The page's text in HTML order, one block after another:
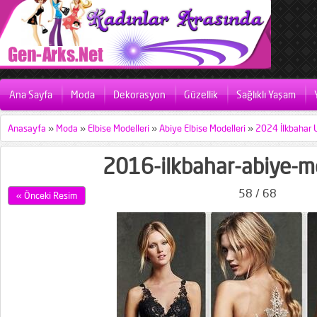
Ana Sayfa Moda Dekorasyon Güzellik Sağlıklı Yaşam
Anasayfa » Moda » Elbise Modelleri »Abiye Elbise Modelleri » 2024 İlkbahar
2016-ilkbahar-abiye-
« Önceki Resim 58 / 68